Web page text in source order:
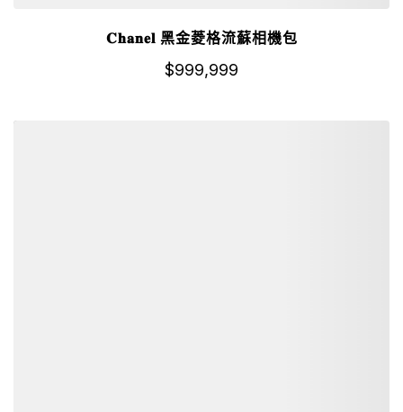
𝐂𝐡𝐚𝐧𝐞𝐥 黑金菱格流蘇相機包
$999,999